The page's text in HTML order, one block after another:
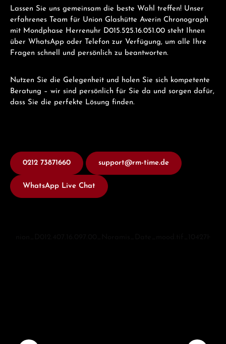
Lassen Sie uns gemeinsam die beste Wahl treffen! Unser
erfahrenes Team für Union Glashütte Averin Chronograph
mit Mondphase Herrenuhr D015.525.16.051.00 steht Ihnen
über WhatsApp oder Telefon zur Verfügung, um alle Ihre
Fragen schnell und persönlich zu beantworten.
Nutzen Sie die Gelegenheit und holen Sie sich kompetente
Beratung – wir sind persönlich für Sie da und sorgen dafür,
dass Sie die perfekte Lösung finden.
0212 73871660 support@rm-time.de
WhatsApp Live Chat